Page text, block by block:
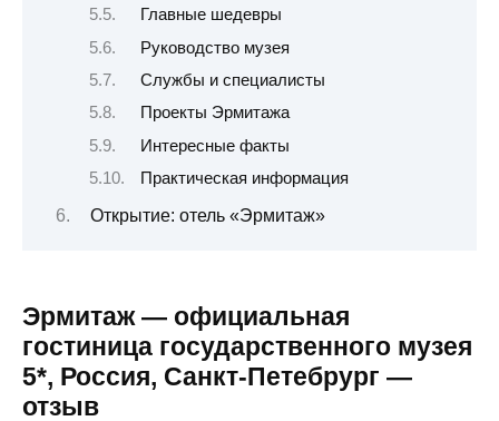
Главные шедевры
Руководство музея
Службы и специалисты
Проекты Эрмитажа
Интересные факты
Практическая информация
Открытие: отель «Эрмитаж»
Эрмитаж — официальная
гостиница государственного музея
5*, Россия, Санкт-Петебрург —
отзыв